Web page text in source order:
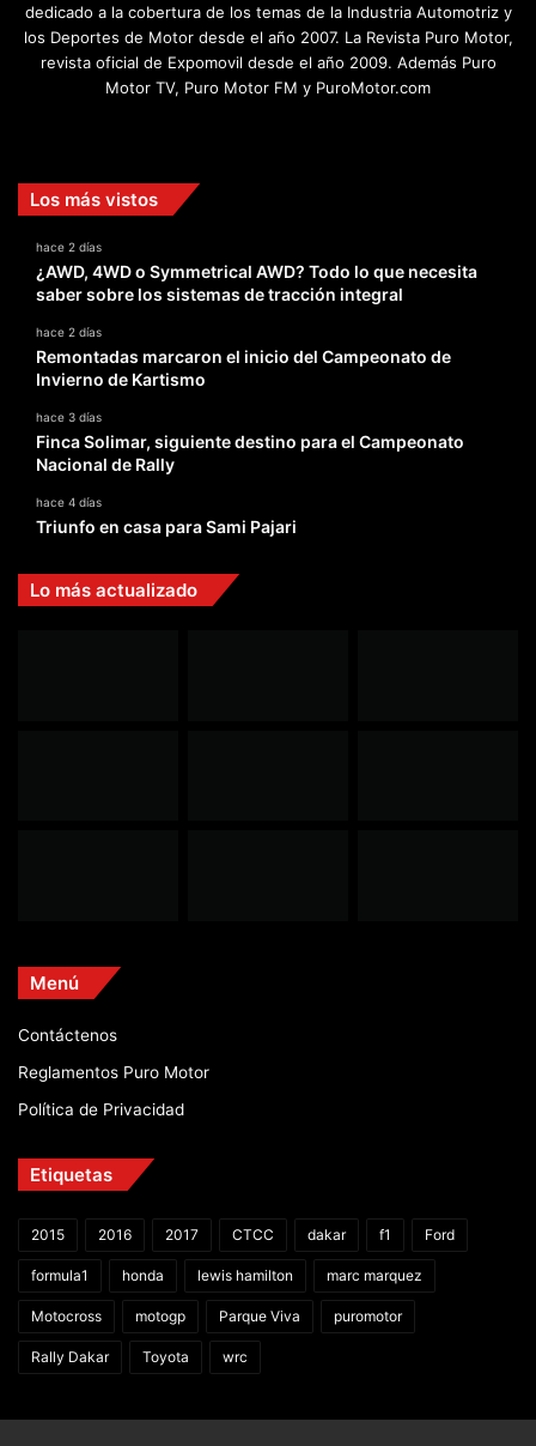
dedicado a la cobertura de los temas de la Industria Automotriz y
los Deportes de Motor desde el año 2007. La Revista Puro Motor,
revista oficial de Expomovil desde el año 2009. Además Puro
Motor TV, Puro Motor FM y PuroMotor.com
Los más vistos
hace 2 días
¿AWD, 4WD o Symmetrical AWD? Todo lo que necesita
saber sobre los sistemas de tracción integral
hace 2 días
Remontadas marcaron el inicio del Campeonato de
Invierno de Kartismo
hace 3 días
Finca Solimar, siguiente destino para el Campeonato
Nacional de Rally
hace 4 días
Triunfo en casa para Sami Pajari
Lo más actualizado
Menú
Contáctenos
Reglamentos Puro Motor
Política de Privacidad
Etiquetas
2015 2016 2017 CTCC dakar f1 Ford
formula1 honda lewis hamilton marc marquez
Motocross motogp Parque Viva puromotor
Rally Dakar Toyota wrc